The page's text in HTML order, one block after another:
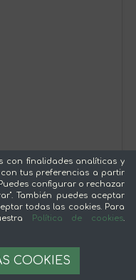
con finalidades analíticas y
tus preferencias a partir
configurar o rechazar
También puedes aceptar
todas las cookies. Para
Política de cookies.
COOKIES